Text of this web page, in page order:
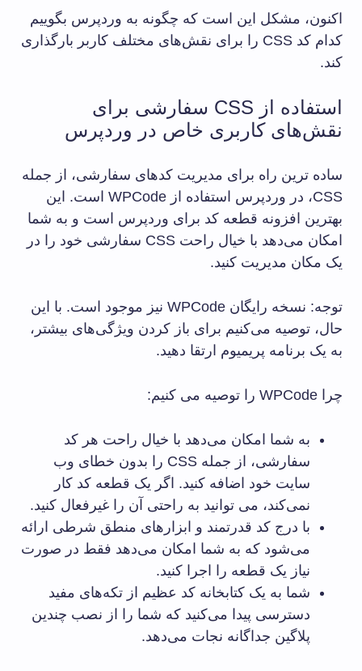
اکنون، مشکل این است که چگونه به وردپرس بگوییم
کدام کد CSS را برای نقش‌های مختلف کاربر بارگذاری
کند.
استفاده از CSS سفارشی برای
نقش‌های کاربری خاص در وردپرس
ساده ترین راه برای مدیریت کدهای سفارشی، از جمله
CSS، در وردپرس استفاده از WPCode است. این
بهترین افزونه قطعه کد برای وردپرس است و به شما
امکان می‌دهد با خیال راحت CSS سفارشی خود را در
یک مکان مدیریت کنید.
توجه: نسخه رایگان WPCode نیز موجود است. با این
حال، توصیه می‌کنیم برای باز کردن ویژگی‌های بیشتر،
به یک برنامه پریمیوم ارتقا دهید.
چرا WPCode را توصیه می کنیم:
به شما امکان می‌دهد با خیال راحت هر کد
سفارشی، از جمله CSS را بدون خطای وب
سایت خود اضافه کنید. اگر یک قطعه کد کار
نمی‌کند، می توانید به راحتی آن را غیرفعال کنید.
با درج کد قدرتمند و ابزارهای منطق شرطی ارائه
می‌شود که به شما امکان می‌دهد فقط در صورت
نیاز یک قطعه را اجرا کنید.
شما به یک کتابخانه کد عظیم از تکه‌های مفید
دسترسی پیدا می‌کنید که شما را از نصب چندین
پلاگین جداگانه نجات می‌دهد.